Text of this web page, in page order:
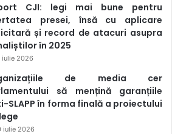
CJI: legi mai bune pentru
presei, însă cu aplicare
și record de atacuri asupra
în 2025
iulie 2026
de media cer
să mențină garanțiile
SLAPP în forma finală a proiectului
iulie 2026